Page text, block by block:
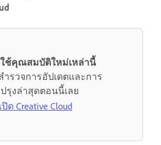
ช้คุณสมบัติใหม่เหล่านี้
ำรวจการอัปเดตและการ
รุงล่าสุดตอนนี้เลย
เปิด Creative Cloud